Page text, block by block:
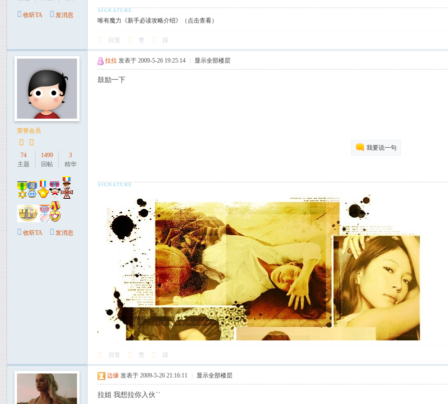
收听TA 发消息
唯有魔力《新手必读攻略介绍》（点击查看）
回复 赞 踩
荣誉会员
74
主题
1499
回帖
3
精华
收听TA 发消息
拉拉 发表于 2009-5-26 19:25:14 显示全部楼层
鼓励一下
我要说一句
回复 赞 踩
边缘 发表于 2009-5-26 21:16:11 显示全部楼层
拉姐 我想拉你入伙``